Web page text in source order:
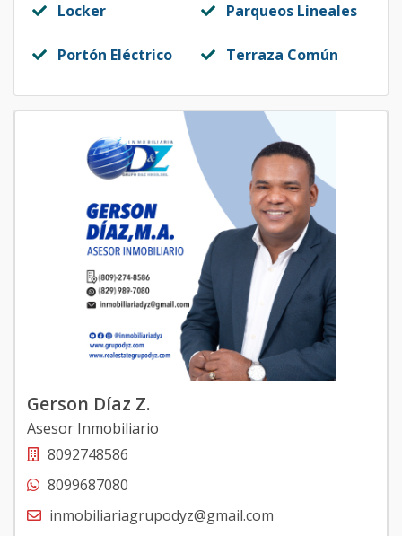
Locker Parqueos Lineales
Portón Eléctrico Terraza Común
Gerson Díaz Z.
Asesor Inmobiliario
8092748586
8099687080
inmobiliariagrupodyz@gmail.com